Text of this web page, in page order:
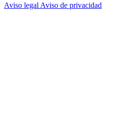
Aviso legal Aviso de privacidad